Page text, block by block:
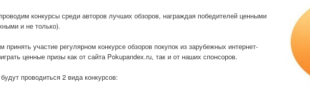
конкурсы среди авторов лучших обзоров, награждая победителей ценными
и не только).
принять участие регулярном конкурсе обзоров покупок из зарубежных интернет-
ценные призы как от сайта Pokupandex.ru, так и от наших спонсоров.
проводиться 2 вида конкурсов: